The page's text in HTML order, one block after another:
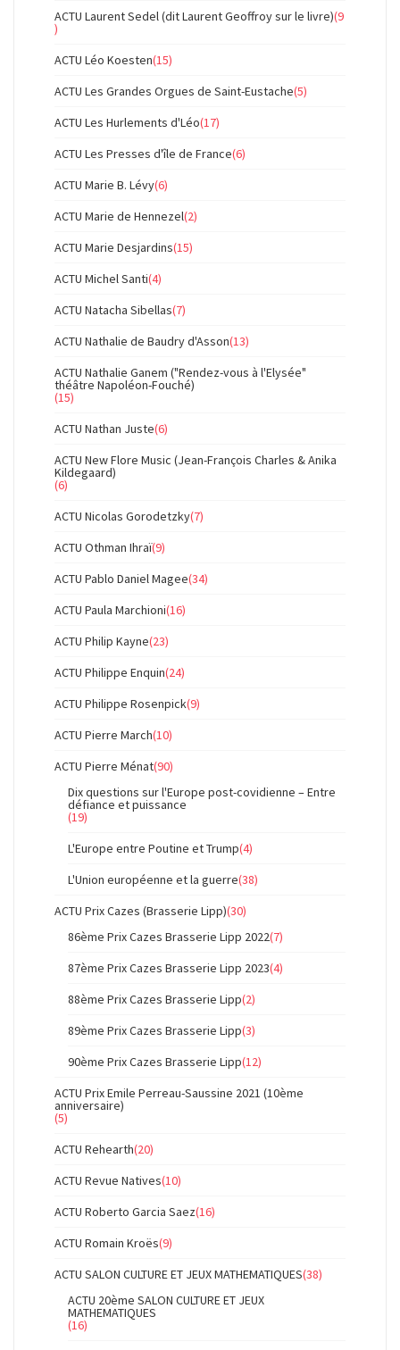
ACTU Laurent Sedel (dit Laurent Geoffroy sur le livre)(9
)
ACTU Léo Koesten(15)
ACTU Les Grandes Orgues de Saint-Eustache(5)
ACTU Les Hurlements d'Léo(17)
ACTU Les Presses d'île de France(6)
ACTU Marie B. Lévy(6)
ACTU Marie de Hennezel(2)
ACTU Marie Desjardins(15)
ACTU Michel Santi(4)
ACTU Natacha Sibellas(7)
ACTU Nathalie de Baudry d'Asson(13)
ACTU Nathalie Ganem ("Rendez-vous à l'Elysée"
théâtre Napoléon-Fouché)
(15)
ACTU Nathan Juste(6)
ACTU New Flore Music (Jean-François Charles & Anika
Kildegaard)
(6)
ACTU Nicolas Gorodetzky(7)
ACTU Othman Ihraï(9)
ACTU Pablo Daniel Magee(34)
ACTU Paula Marchioni(16)
ACTU Philip Kayne(23)
ACTU Philippe Enquin(24)
ACTU Philippe Rosenpick(9)
ACTU Pierre March(10)
ACTU Pierre Ménat(90)
Dix questions sur l'Europe post-covidienne – Entre
défiance et puissance
(19)
L'Europe entre Poutine et Trump(4)
L'Union européenne et la guerre(38)
ACTU Prix Cazes (Brasserie Lipp)(30)
86ème Prix Cazes Brasserie Lipp 2022(7)
87ème Prix Cazes Brasserie Lipp 2023(4)
88ème Prix Cazes Brasserie Lipp(2)
89ème Prix Cazes Brasserie Lipp(3)
90ème Prix Cazes Brasserie Lipp(12)
ACTU Prix Emile Perreau-Saussine 2021 (10ème
anniversaire)
(5)
ACTU Rehearth(20)
ACTU Revue Natives(10)
ACTU Roberto Garcia Saez(16)
ACTU Romain Kroës(9)
ACTU SALON CULTURE ET JEUX MATHEMATIQUES(38)
ACTU 20ème SALON CULTURE ET JEUX
MATHEMATIQUES
(16)